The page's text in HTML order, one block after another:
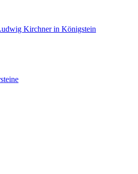
Kirchner in Königstein